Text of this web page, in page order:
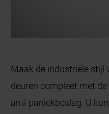
Maak de industriële stijl
deuren compleet met
anti-paniekbeslag. U